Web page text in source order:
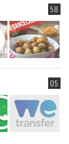
58
05